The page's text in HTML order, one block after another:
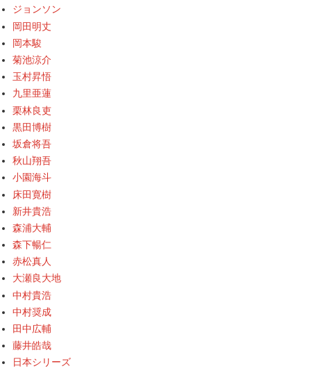
ジョンソン
岡田明丈
岡本駿
菊池涼介
玉村昇悟
九里亜蓮
栗林良吏
黒田博樹
坂倉将吾
秋山翔吾
小園海斗
床田寛樹
新井貴浩
森浦大輔
森下暢仁
赤松真人
大瀬良大地
中村貴浩
中村奨成
田中広輔
藤井皓哉
日本シリーズ